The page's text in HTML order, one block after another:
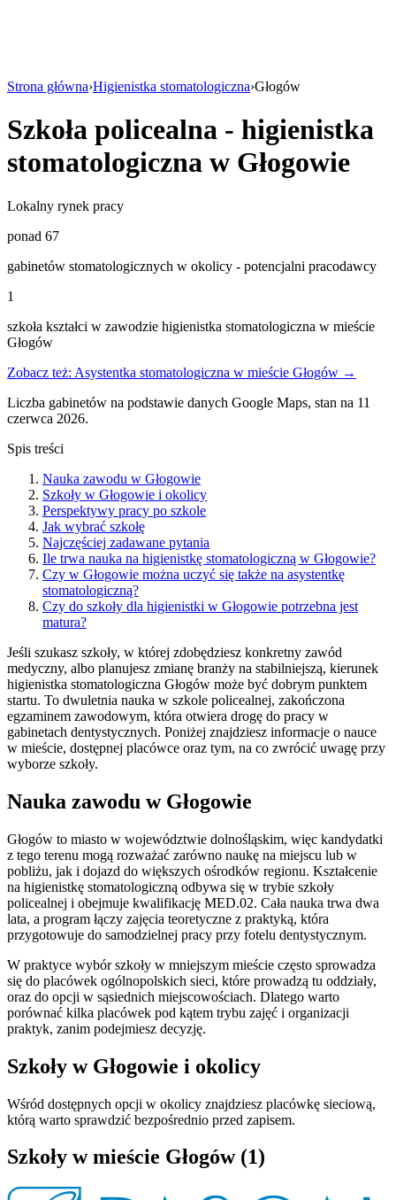
Strona główna›Higienistka stomatologiczna›Głogów
Szkoła policealna - higienistka
stomatologiczna w Głogowie
Lokalny rynek pracy
ponad 67
gabinetów stomatologicznych w okolicy - potencjalni pracodawcy
1
szkoła kształci w zawodzie higienistka stomatologiczna w mieście
Głogów
Zobacz też: Asystentka stomatologiczna w mieście Głogów →
Liczba gabinetów na podstawie danych Google Maps, stan na 11
czerwca 2026.
Spis treści
Nauka zawodu w Głogowie
Szkoły w Głogowie i okolicy
Perspektywy pracy po szkole
Jak wybrać szkołę
Najczęściej zadawane pytania
Ile trwa nauka na higienistkę stomatologiczną w Głogowie?
Czy w Głogowie można uczyć się także na asystentkę
stomatologiczną?
Czy do szkoły dla higienistki w Głogowie potrzebna jest
matura?
Jeśli szukasz szkoły, w której zdobędziesz konkretny zawód
medyczny, albo planujesz zmianę branży na stabilniejszą, kierunek
higienistka stomatologiczna Głogów może być dobrym punktem
startu. To dwuletnia nauka w szkole policealnej, zakończona
egzaminem zawodowym, która otwiera drogę do pracy w
gabinetach dentystycznych. Poniżej znajdziesz informacje o nauce
w mieście, dostępnej placówce oraz tym, na co zwrócić uwagę przy
wyborze szkoły.
Nauka zawodu w Głogowie
Głogów to miasto w województwie dolnośląskim, więc kandydatki
z tego terenu mogą rozważać zarówno naukę na miejscu lub w
pobliżu, jak i dojazd do większych ośrodków regionu. Kształcenie
na higienistkę stomatologiczną odbywa się w trybie szkoły
policealnej i obejmuje kwalifikację MED.02. Cała nauka trwa dwa
lata, a program łączy zajęcia teoretyczne z praktyką, która
przygotowuje do samodzielnej pracy przy fotelu dentystycznym.
W praktyce wybór szkoły w mniejszym mieście często sprowadza
się do placówek ogólnopolskich sieci, które prowadzą tu oddziały,
oraz do opcji w sąsiednich miejscowościach. Dlatego warto
porównać kilka placówek pod kątem trybu zajęć i organizacji
praktyk, zanim podejmiesz decyzję.
Szkoły w Głogowie i okolicy
Wśród dostępnych opcji w okolicy znajdziesz placówkę sieciową,
którą warto sprawdzić bezpośrednio przed zapisem.
Szkoły w mieście Głogów (1)